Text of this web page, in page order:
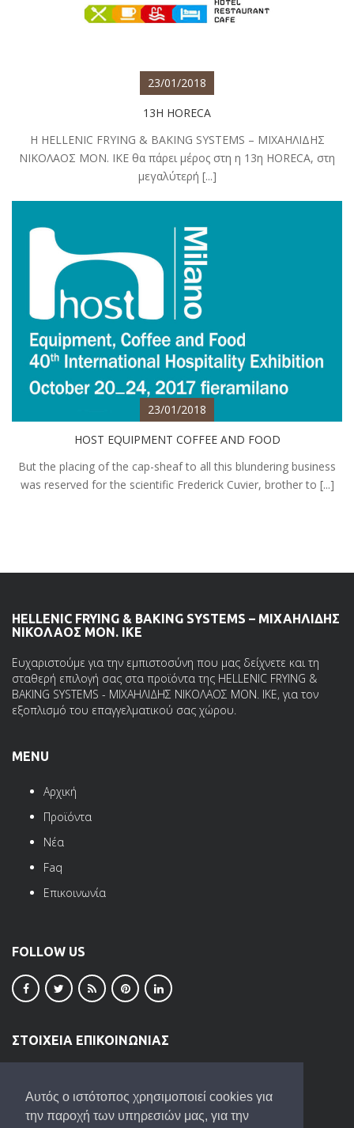
Αυτός ο ιστότοπος χρησιμοποιεί cookies για
την παροχή των υπηρεσιών μας, για την
23/01/2018
13Η HORECA
Η HELLENIC FRYING & BAKING SYSTEMS – ΜΙΧΑΗΛΙΔΗΣ
ΝΙΚΟΛΑΟΣ ΜΟΝ. ΙΚΕ θα πάρει μέρος στη η 13η HORECA, στη
μεγαλύτερή [...]
23/01/2018
HOST EQUIPMENT COFFEE AND FOOD
But the placing of the cap-sheaf to all this blundering business
was reserved for the scientific Frederick Cuvier, brother to [...]
HELLENIC FRYING & BAKING SYSTEMS – ΜΙΧΑΗΛΙΔΗΣ
ΝΙΚΟΛΑΟΣ ΜΟΝ. ΙΚΕ
Ευχαριστούμε για την εμπιστοσύνη που μας δείχνετε και τη
σταθερή επιλογή σας στα προϊόντα της HELLENIC FRYING &
BAKING SYSTEMS - ΜΙΧΑΗΛΙΔΗΣ ΝΙΚΟΛΑΟΣ ΜΟΝ. ΙΚΕ, για τον
εξοπλισμό του επαγγελματικού σας χώρου.
MENU
Αρχική
Προϊόντα
Νέα
Faq
Επικοινωνία
FOLLOW US
ΣΤΟΙΧΕΙΑ ΕΠΙΚΟΙΝΩΝΙΑΣ
Τ.Κ. 57013
2310680057 ,2310680058,6944650644